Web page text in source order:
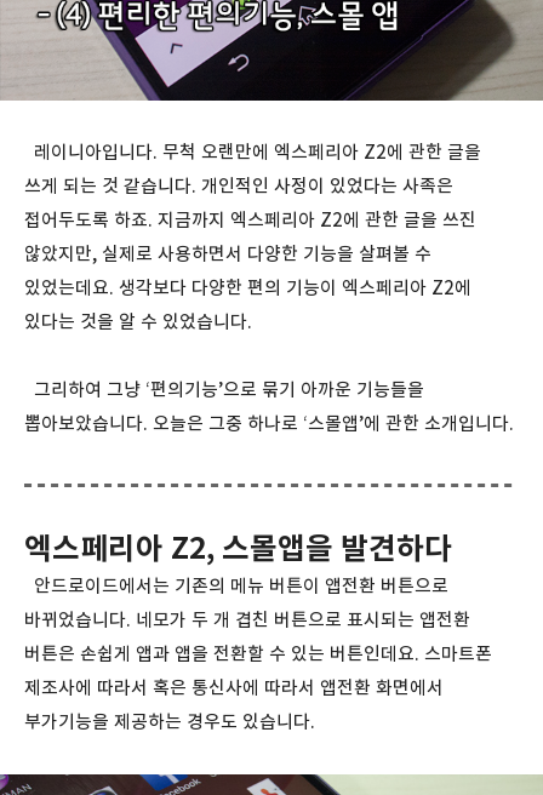
레이니아입니다. 무척 오랜만에 엑스페리아 Z2에 관한 글을
쓰게 되는 것 같습니다. 개인적인 사정이 있었다는 사족은
접어두도록 하죠. 지금까지 엑스페리아 Z2에 관한 글을 쓰진
않았지만, 실제로 사용하면서 다양한 기능을 살펴볼 수
있었는데요. 생각보다 다양한 편의 기능이 엑스페리아 Z2에
있다는 것을 알 수 있었습니다.
그리하여 그냥 ‘편의기능’으로 묶기 아까운 기능들을
뽑아보았습니다. 오늘은 그중 하나로 ‘스몰앱’에 관한 소개입니다.
엑스페리아 Z2, 스몰앱을 발견하다
안드로이드에서는 기존의 메뉴 버튼이 앱전환 버튼으로
바뀌었습니다. 네모가 두 개 겹친 버튼으로 표시되는 앱전환
버튼은 손쉽게 앱과 앱을 전환할 수 있는 버튼인데요. 스마트폰
제조사에 따라서 혹은 통신사에 따라서 앱전환 화면에서
부가기능을 제공하는 경우도 있습니다.